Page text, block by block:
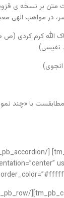
متن بر نسخه ی
در مواهب الهی
نفیسی)
انجوی)
مطابقست با «چند